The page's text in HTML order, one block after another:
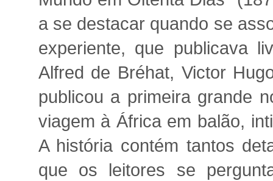
a se destacar quando se
experiente, que publicava
Alfred de Bréhat, Victor
publicou a primeira grande
viagem à África em balão,
A história contém tantos
que os leitores se